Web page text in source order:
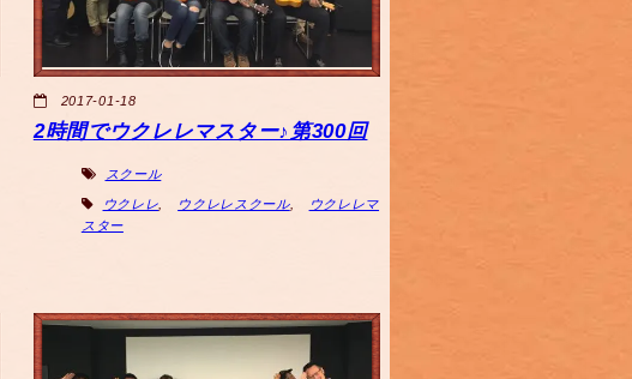
2017-01-18
2時間でウクレレマスター♪第300回
スクール
ウクレレ ウクレレスクール,
ウクレレマ
スター